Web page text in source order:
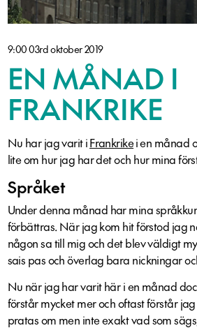
9:00 03rd oktober 2019
EN MÅNAD I
FRANKRIKE
Nu har jag varit iFrankrikei en månad
lite om hur jag har det och hur mina
Språket
Under denna månad har mina
förbättras. När jag kom hit förstod jag
någon sa till mig och det blev väldigt
sais pas och överlag bara nickningar
Nu när jag har varit här i en månad
förstår mycket mer och oftast förstår
pratas om men inte exakt vad som